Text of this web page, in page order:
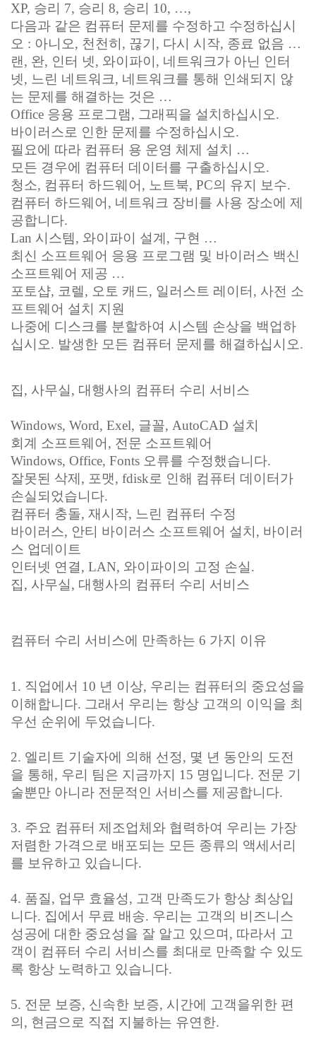
XP, 승리 7, 승리 8, 승리 10, …,
다음과 같은 컴퓨터 문제를 수정하고 수정하십시
오 : 아니오, 천천히, 끊기, 다시 시작, 종료 없음 …
랜, 완, 인터 넷, 와이파이, 네트워크가 아닌 인터
넷, 느린 네트워크, 네트워크를 통해 인쇄되지 않
는 문제를 해결하는 것은 …
Office 응용 프로그램, 그래픽을 설치하십시오.
바이러스로 인한 문제를 수정하십시오.
필요에 따라 컴퓨터 용 운영 체제 설치 …
모든 경우에 컴퓨터 데이터를 구출하십시오.
청소, 컴퓨터 하드웨어, 노트북, PC의 유지 보수.
컴퓨터 하드웨어, 네트워크 장비를 사용 장소에 제
공합니다.
Lan 시스템, 와이파이 설계, 구현 …
최신 소프트웨어 응용 프로그램 및 바이러스 백신
소프트웨어 제공 …
포토샵, 코렐, 오토 캐드, 일러스트 레이터, 사전 소
프트웨어 설치 지원
나중에 디스크를 분할하여 시스템 손상을 백업하
십시오. 발생한 모든 컴퓨터 문제를 해결하십시오.
집, 사무실, 대행사의 컴퓨터 수리 서비스
Windows, Word, Exel, 글꼴, AutoCAD 설치
회계 소프트웨어, 전문 소프트웨어
Windows, Office, Fonts 오류를 수정했습니다.
잘못된 삭제, 포맷, fdisk로 인해 컴퓨터 데이터가
손실되었습니다.
컴퓨터 충돌, 재시작, 느린 컴퓨터 수정
바이러스, 안티 바이러스 소프트웨어 설치, 바이러
스 업데이트
인터넷 연결, LAN, 와이파이의 고정 손실.
집, 사무실, 대행사의 컴퓨터 수리 서비스
컴퓨터 수리 서비스에 만족하는 6 가지 이유
1. 직업에서 10 년 이상, 우리는 컴퓨터의 중요성을
이해합니다. 그래서 우리는 항상 고객의 이익을 최
우선 순위에 두었습니다.
2. 엘리트 기술자에 의해 선정, 몇 년 동안의 도전
을 통해, 우리 팀은 지금까지 15 명입니다. 전문 기
술뿐만 아니라 전문적인 서비스를 제공합니다.
3. 주요 컴퓨터 제조업체와 협력하여 우리는 가장
저렴한 가격으로 배포되는 모든 종류의 액세서리
를 보유하고 있습니다.
4. 품질, 업무 효율성, 고객 만족도가 항상 최상입
니다. 집에서 무료 배송. 우리는 고객의 비즈니스
성공에 대한 중요성을 잘 알고 있으며, 따라서 고
객이 컴퓨터 수리 서비스를 최대로 만족할 수 있도
록 항상 노력하고 있습니다.
5. 전문 보증, 신속한 보증, 시간에 고객을위한 편
의, 현금으로 직접 지불하는 유연한.